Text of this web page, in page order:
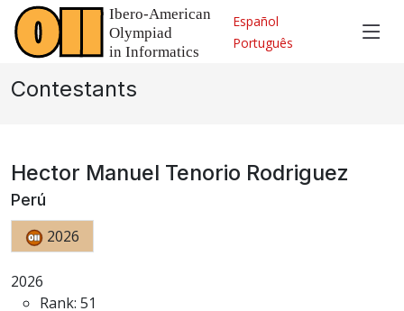
Español
Português
Contestants
Hector Manuel Tenorio Rodriguez
Perú
2026
2026
Rank: 51